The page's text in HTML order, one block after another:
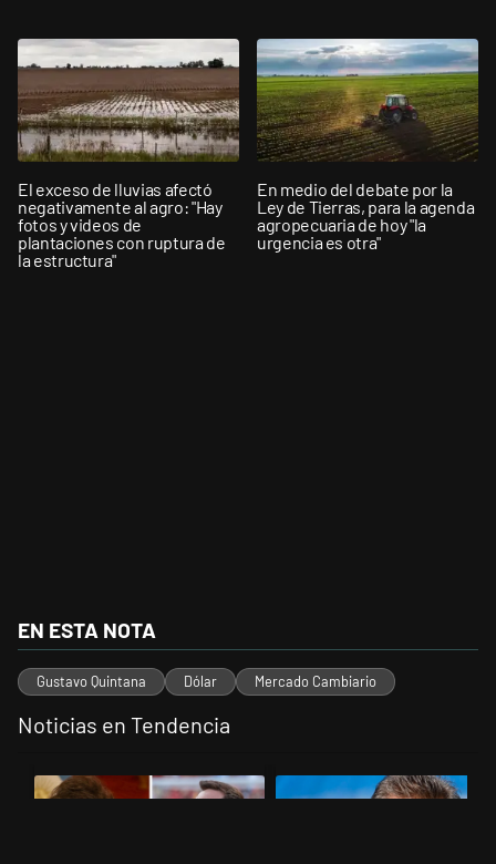
El exceso de lluvias afectó
negativamente al agro: "Hay
fotos y videos de
plantaciones con ruptura de
la estructura"
En medio del debate por la
Ley de Tierras, para la agenda
agropecuaria de hoy "la
urgencia es otra"
EN ESTA NOTA
Gustavo Quintana Dólar Mercado Cambiario
Noticias en Tendencia
Un artículo de tendencia con el título "Milei despidió a Jorge Messi
Un artículo de tendencia con el